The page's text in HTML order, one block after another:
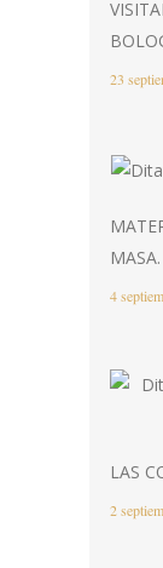
23
MASA.
4
LAS
2